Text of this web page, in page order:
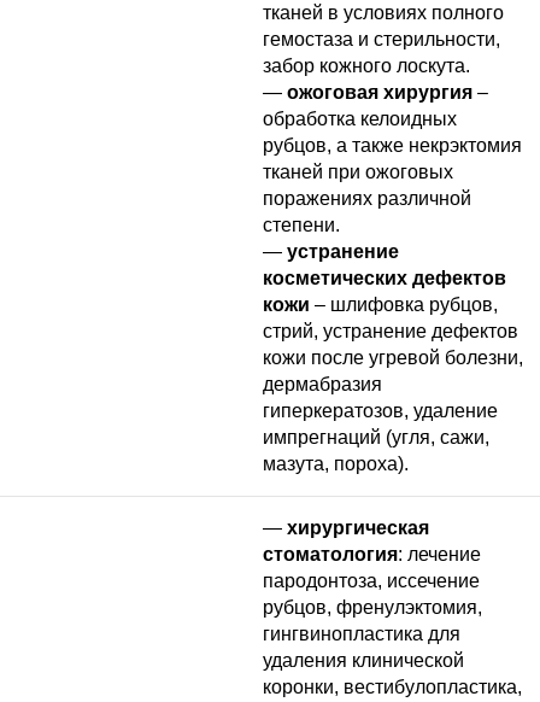
тканей в условиях полного
гемостаза и стерильности,
забор кожного лоскута.
— ожоговая хирургия –
обработка келоидных
рубцов, а также некрэктомия
тканей при ожоговых
поражениях различной
степени.
— устранение
косметических дефектов
кожи – шлифовка рубцов,
стрий, устранение дефектов
кожи после угревой болезни,
дермабразия
гиперкератозов, удаление
импрегнаций (угля, сажи,
мазута, пороха).
— хирургическая
стоматология: лечение
пародонтоза, иссечение
рубцов, френулэктомия,
гингвинопластика для
удаления клинической
коронки, вестибулопластика,